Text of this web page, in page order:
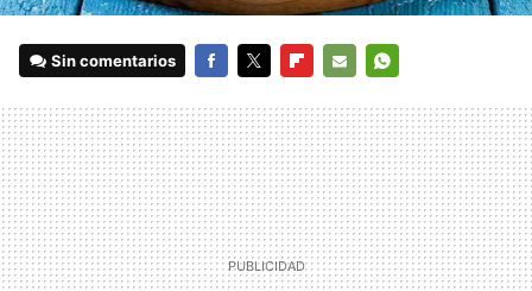
Sin comentarios
MAIL